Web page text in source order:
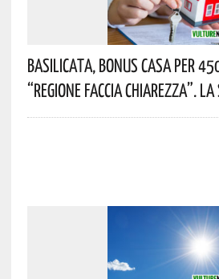
Basilicata, Bonus Casa Per
“Regione Faccia Chiarezza”.